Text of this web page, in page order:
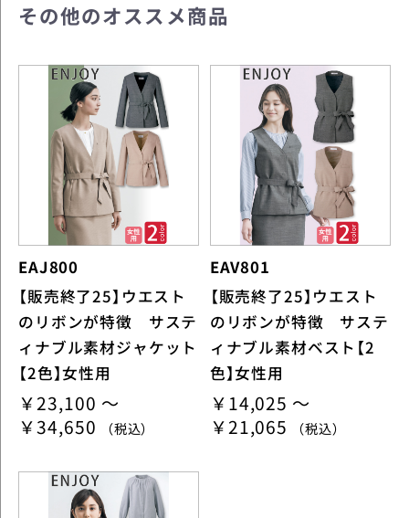
その他のオススメ商品
EAJ800
【販売終了25】ウエスト
のリボンが特徴 サステ
ィナブル素材ジャケット
【2色】女性用
￥23,100 ～
￥34,650
（税込）
EAV801
【販売終了25】ウエスト
のリボンが特徴 サステ
ィナブル素材ベスト【2
色】女性用
￥14,025 ～
￥21,065
（税込）